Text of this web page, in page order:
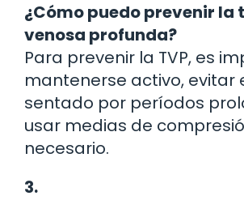
¿Cómo puedo prevenir la
venosa profunda?
Para prevenir la TVP, es
mantenerse activo, evitar
sentado por períodos
usar medias de
necesario.
3.